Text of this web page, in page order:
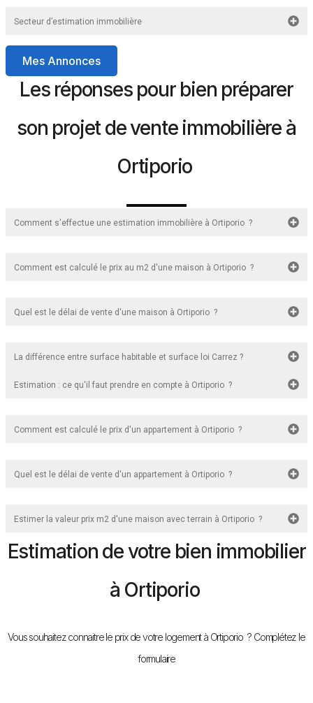
Secteur d’estimation immobilière
Mes Annonces
Les réponses pour bien préparer
son projet de vente immobilière à
Ortiporio
Comment s'effectue une estimation immobilière à Ortiporio ?
Comment est calculé le prix au m2 d'une maison à Ortiporio ?
Quel est le délai de vente d'une maison à Ortiporio ?
La différence entre surface habitable et surface loi Carrez ?
Estimation : ce qu'il faut prendre en compte à Ortiporio ?
Comment est calculé le prix d'un appartement à Ortiporio ?
Quel est le délai de vente d'un appartement à Ortiporio ?
Estimer la valeur prix m2 d'une maison avec terrain à Ortiporio ?
Estimation de votre bien immobilier
à Ortiporio
Vous souhaitez connaitre le prix de votre logement à Ortiporio ? Complétez le
formulaire